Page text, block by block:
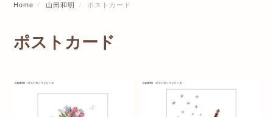
Home 山田和明 ポストカード
ポストカード